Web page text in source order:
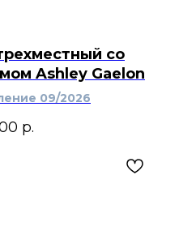
со
Ashley Gaelon
09/2026
р.